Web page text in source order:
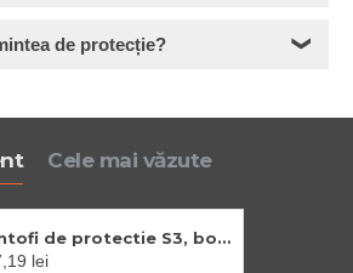
de protecție? ❯
Cele mai văzute
Pantofi de protectie S3, bombeu si lamela din otel, brant confortabil EVA
lei